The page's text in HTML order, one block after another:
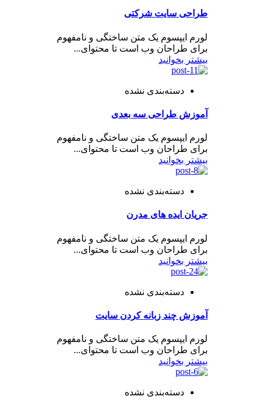
طراحی سایت شرکتی
لورم ایپسوم یک متن ساختگی و نامفهوم
برای طراحان وب است تا محتوای...
بیشتر بخوانید
دسته‌بندی نشده
آموزش طراحی سه بعدی
لورم ایپسوم یک متن ساختگی و نامفهوم
برای طراحان وب است تا محتوای...
بیشتر بخوانید
دسته‌بندی نشده
جریان ایده های مدرن
لورم ایپسوم یک متن ساختگی و نامفهوم
برای طراحان وب است تا محتوای...
بیشتر بخوانید
دسته‌بندی نشده
آموزش چند زبانه کردن سایت
لورم ایپسوم یک متن ساختگی و نامفهوم
برای طراحان وب است تا محتوای...
بیشتر بخوانید
دسته‌بندی نشده